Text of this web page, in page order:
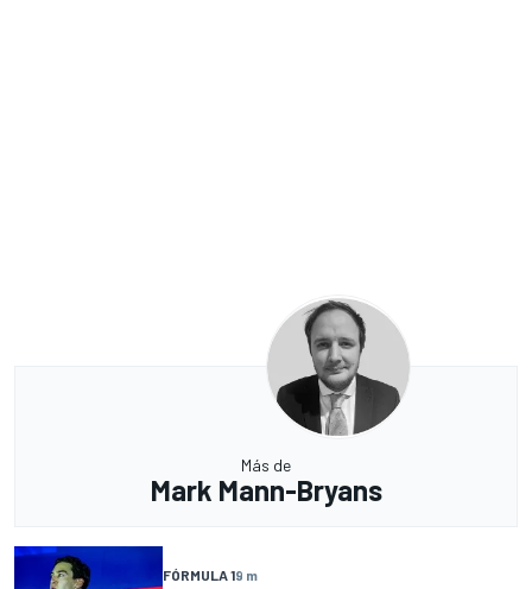
Más de
Mark Mann-Bryans
FÓRMULA 19 m